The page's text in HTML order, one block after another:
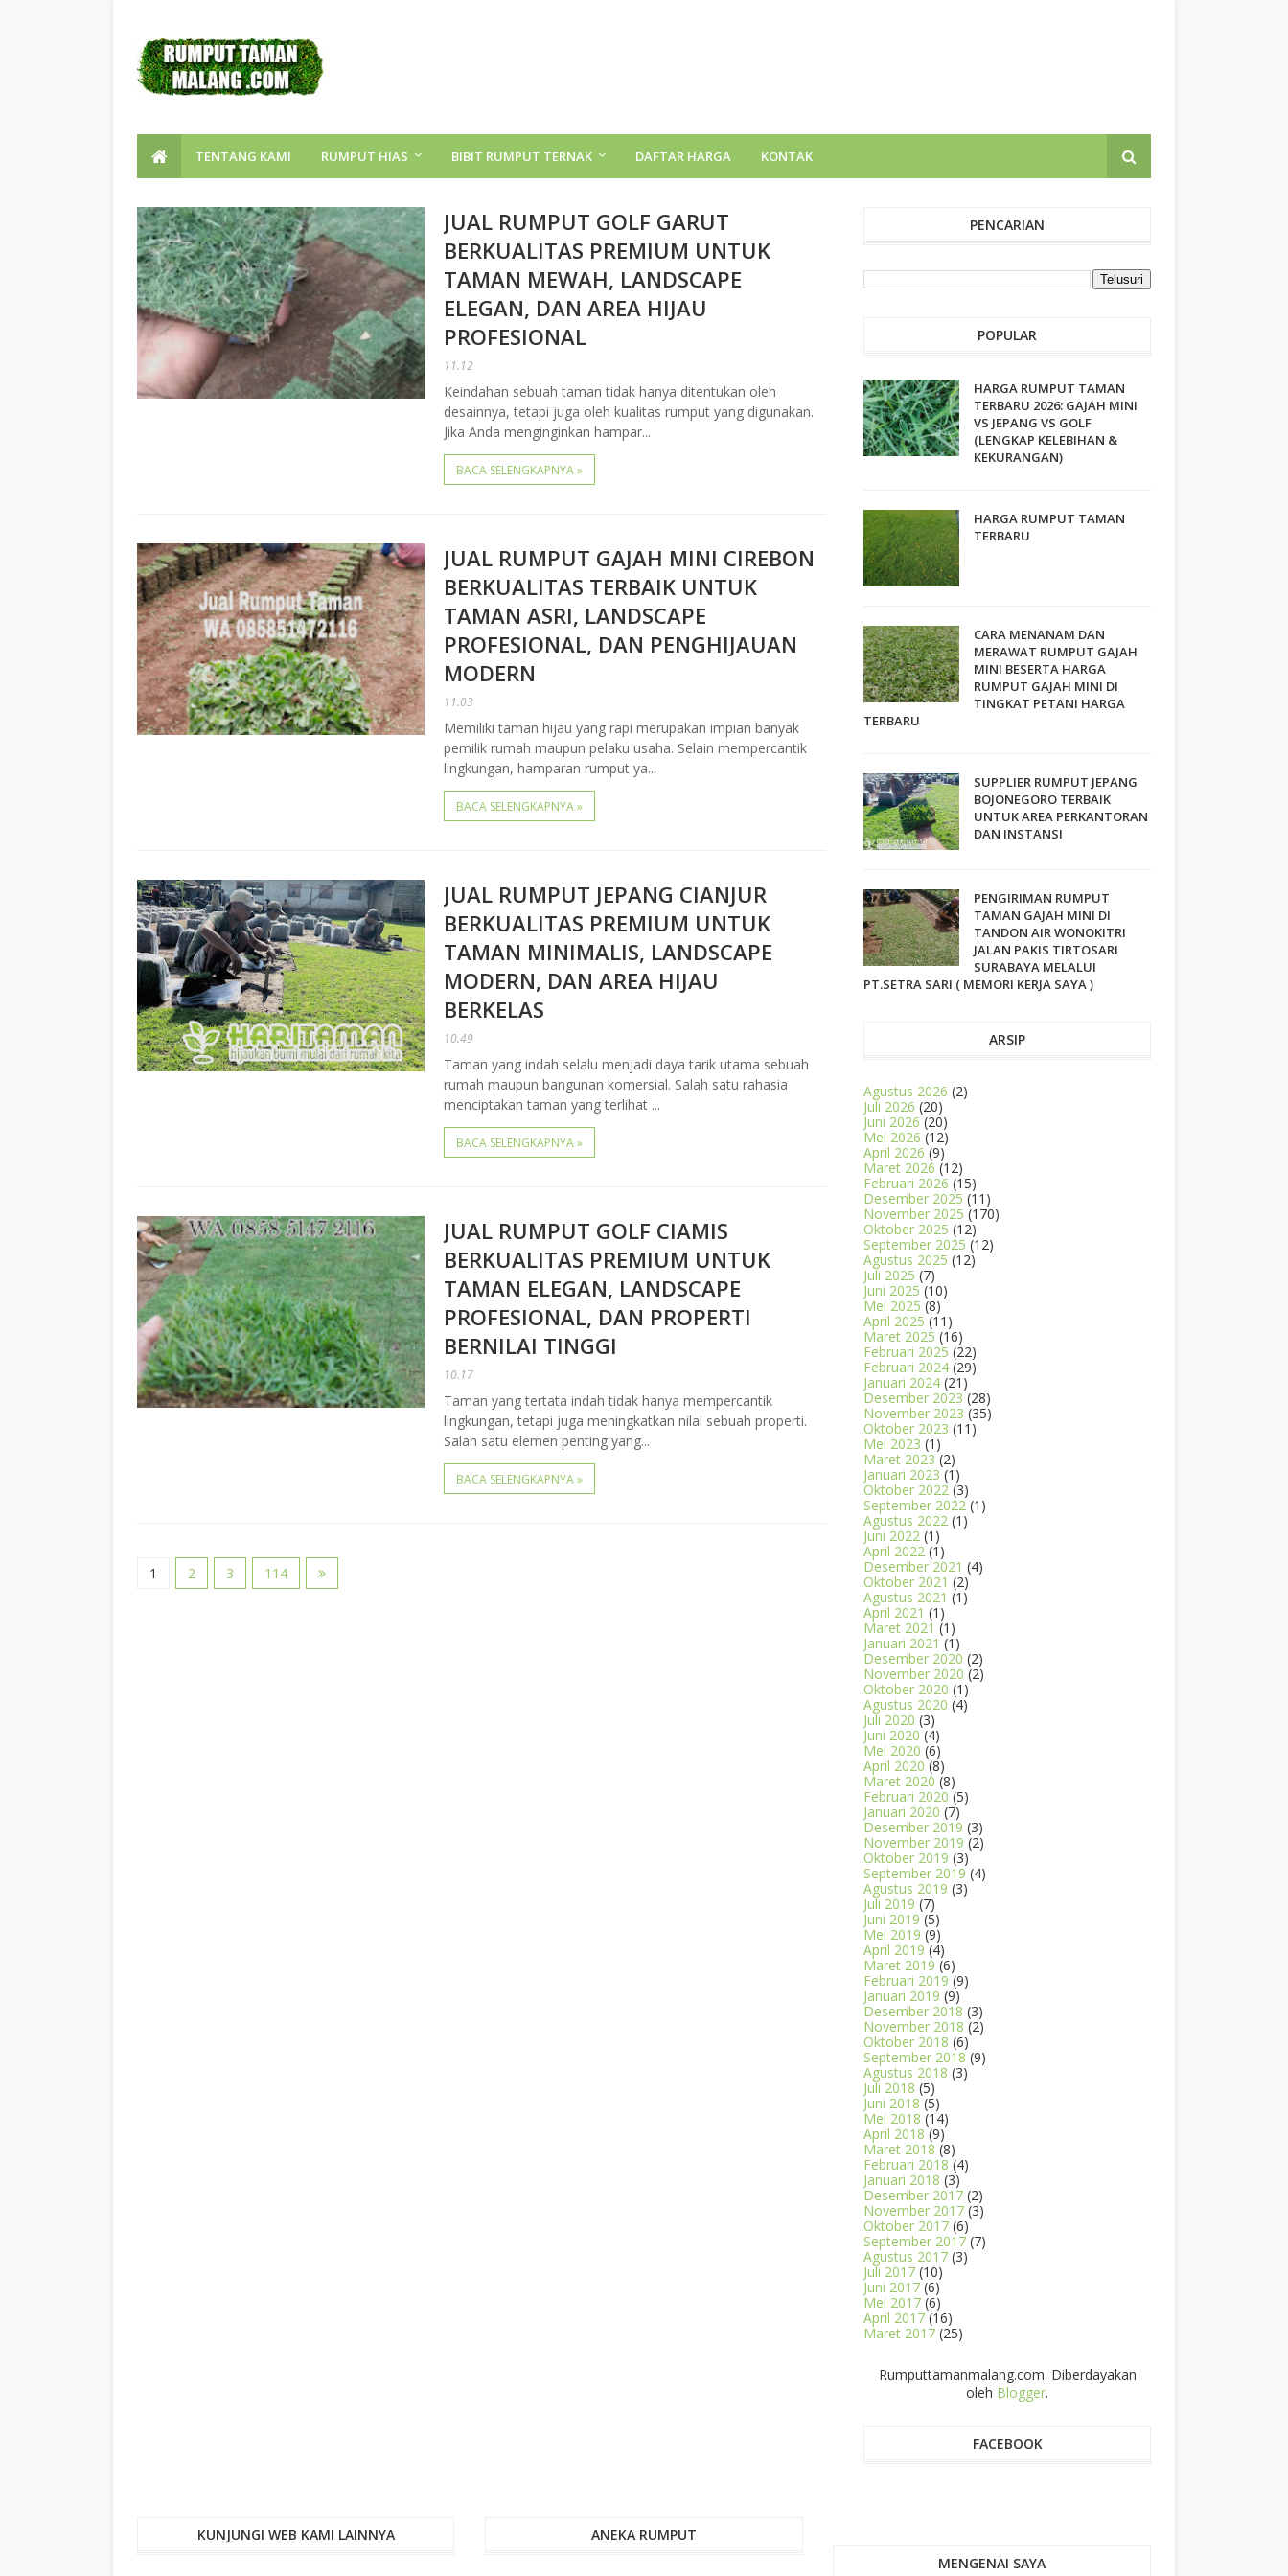
TENTANG KAMI RUMPUT HIAS BIBIT RUMPUT TERNAK DAFTAR HARGA KONTAK
JUAL RUMPUT GOLF GARUT
BERKUALITAS PREMIUM UNTUK
TAMAN MEWAH, LANDSCAPE
ELEGAN, DAN AREA HIJAU
PROFESIONAL
11.12
Keindahan sebuah taman tidak hanya ditentukan oleh
desainnya, tetapi juga oleh kualitas rumput yang digunakan.
Jika Anda menginginkan hampar...
BACA SELENGKAPNYA »
JUAL RUMPUT GAJAH MINI CIREBON
BERKUALITAS TERBAIK UNTUK
TAMAN ASRI, LANDSCAPE
PROFESIONAL, DAN PENGHIJAUAN
MODERN
11.03
Memiliki taman hijau yang rapi merupakan impian banyak
pemilik rumah maupun pelaku usaha. Selain mempercantik
lingkungan, hamparan rumput ya...
BACA SELENGKAPNYA »
JUAL RUMPUT JEPANG CIANJUR
BERKUALITAS PREMIUM UNTUK
TAMAN MINIMALIS, LANDSCAPE
MODERN, DAN AREA HIJAU
BERKELAS
10.49
Taman yang indah selalu menjadi daya tarik utama sebuah
rumah maupun bangunan komersial. Salah satu rahasia
menciptakan taman yang terlihat ...
BACA SELENGKAPNYA »
JUAL RUMPUT GOLF CIAMIS
BERKUALITAS PREMIUM UNTUK
TAMAN ELEGAN, LANDSCAPE
PROFESIONAL, DAN PROPERTI
BERNILAI TINGGI
10.17
Taman yang tertata indah tidak hanya mempercantik
lingkungan, tetapi juga meningkatkan nilai sebuah properti.
Salah satu elemen penting yang...
BACA SELENGKAPNYA »
1 2 3 114
PENCARIAN
POPULAR
HARGA RUMPUT TAMAN
TERBARU 2026: GAJAH MINI
VS JEPANG VS GOLF
(LENGKAP KELEBIHAN &
KEKURANGAN)
HARGA RUMPUT TAMAN
TERBARU
CARA MENANAM DAN
MERAWAT RUMPUT GAJAH
MINI BESERTA HARGA
RUMPUT GAJAH MINI DI
TINGKAT PETANI HARGA
TERBARU
SUPPLIER RUMPUT JEPANG
BOJONEGORO TERBAIK
UNTUK AREA PERKANTORAN
DAN INSTANSI
PENGIRIMAN RUMPUT
TAMAN GAJAH MINI DI
TANDON AIR WONOKITRI
JALAN PAKIS TIRTOSARI
SURABAYA MELALUI
PT.SETRA SARI ( MEMORI KERJA SAYA )
ARSIP
Agustus 2026 (2)
Juli 2026 (20)
Juni 2026 (20)
Mei 2026 (12)
April 2026 (9)
Maret 2026 (12)
Februari 2026 (15)
Desember 2025 (11)
November 2025 (170)
Oktober 2025 (12)
September 2025 (12)
Agustus 2025 (12)
Juli 2025 (7)
Juni 2025 (10)
Mei 2025 (8)
April 2025 (11)
Maret 2025 (16)
Februari 2025 (22)
Februari 2024 (29)
Januari 2024 (21)
Desember 2023 (28)
November 2023 (35)
Oktober 2023 (11)
Mei 2023 (1)
Maret 2023 (2)
Januari 2023 (1)
Oktober 2022 (3)
September 2022 (1)
Agustus 2022 (1)
Juni 2022 (1)
April 2022 (1)
Desember 2021 (4)
Oktober 2021 (2)
Agustus 2021 (1)
April 2021 (1)
Maret 2021 (1)
Januari 2021 (1)
Desember 2020 (2)
November 2020 (2)
Oktober 2020 (1)
Agustus 2020 (4)
Juli 2020 (3)
Juni 2020 (4)
Mei 2020 (6)
April 2020 (8)
Maret 2020 (8)
Februari 2020 (5)
Januari 2020 (7)
Desember 2019 (3)
November 2019 (2)
Oktober 2019 (3)
September 2019 (4)
Agustus 2019 (3)
Juli 2019 (7)
Juni 2019 (5)
Mei 2019 (9)
April 2019 (4)
Maret 2019 (6)
Februari 2019 (9)
Januari 2019 (9)
Desember 2018 (3)
November 2018 (2)
Oktober 2018 (6)
September 2018 (9)
Agustus 2018 (3)
Juli 2018 (5)
Juni 2018 (5)
Mei 2018 (14)
April 2018 (9)
Maret 2018 (8)
Februari 2018 (4)
Januari 2018 (3)
Desember 2017 (2)
November 2017 (3)
Oktober 2017 (6)
September 2017 (7)
Agustus 2017 (3)
Juli 2017 (10)
Juni 2017 (6)
Mei 2017 (6)
April 2017 (16)
Maret 2017 (25)
Rumputtamanmalang.com. Diberdayakan
oleh Blogger.
FACEBOOK
KUNJUNGI WEB KAMI LAINNYA
ANEKA RUMPUT
MENGENAI SAYA